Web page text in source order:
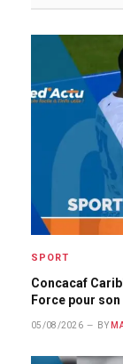
SPORT
Concacaf
Force pour
05/08/2026 BY